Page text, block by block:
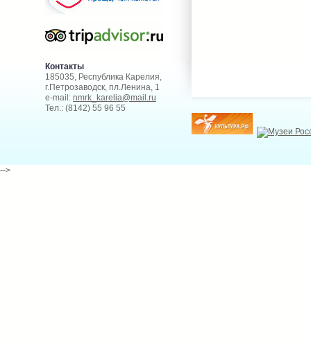
Контакты
185035, Республика Карелия,
г.Петрозаводск, пл.Ленина, 1
e-mail: nmrk_karelia@mail.ru
Тел.: (8142) 55 96 55
-->